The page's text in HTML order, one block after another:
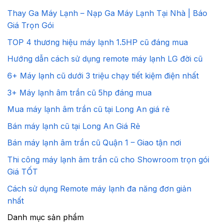
Thay Ga Máy Lạnh – Nạp Ga Máy Lạnh Tại Nhà | Báo
Giá Trọn Gói
TOP 4 thương hiệu máy lạnh 1.5HP cũ đáng mua
Hướng dẫn cách sử dụng remote máy lạnh LG đời cũ
6+ Máy lạnh cũ dưới 3 triệu chạy tiết kiệm điện nhất
3+ Máy lạnh âm trần cũ 5hp đáng mua
Mua máy lạnh âm trần cũ tại Long An giá rẻ
Bán máy lạnh cũ tại Long An Giá Rẻ
Bán máy lạnh âm trần cũ Quận 1 – Giao tận nơi
Thi công máy lạnh âm trần cũ cho Showroom trọn gói
Giá TỐT
Cách sử dụng Remote máy lạnh đa năng đơn giản
nhất
Danh mục sản phẩm